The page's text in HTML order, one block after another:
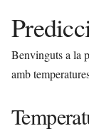
Benvinguts a la
amb